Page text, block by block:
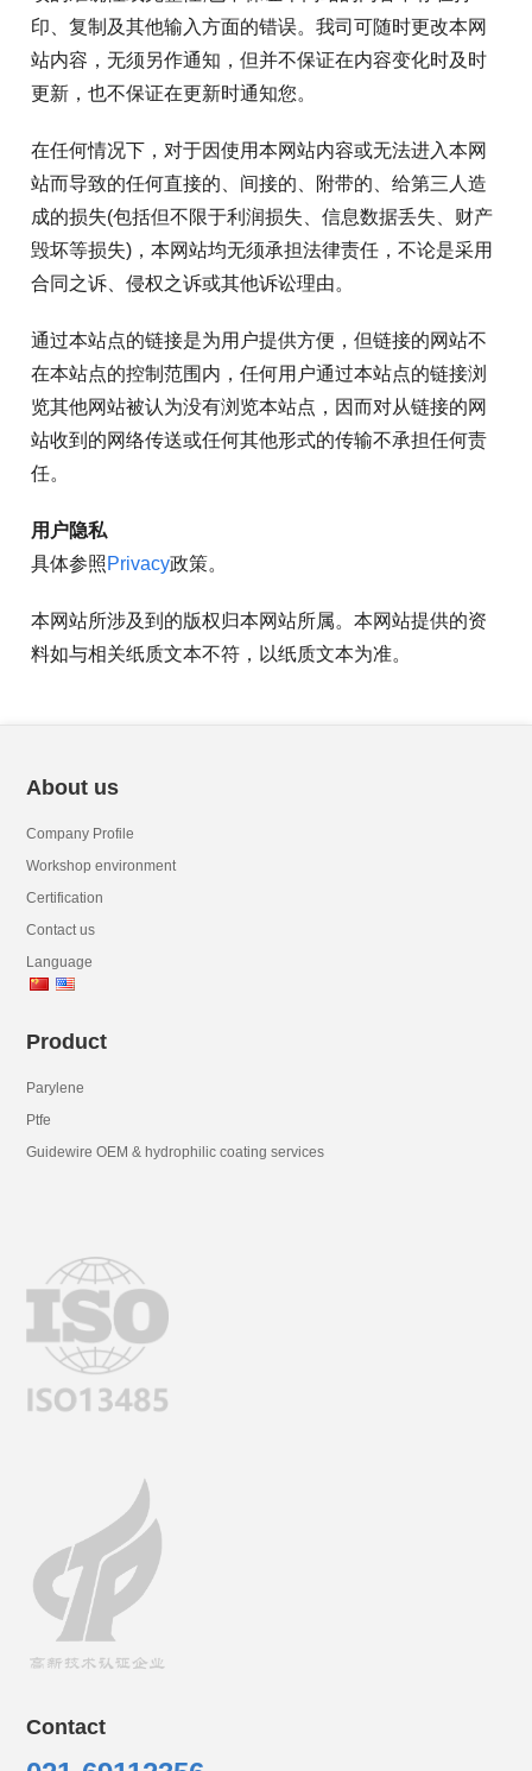
印、复制及其他输入方面的错误。我司可随时更改本网
站内容，无须另作通知，但并不保证在内容变化时及时
更新，也不保证在更新时通知您。
在任何情况下，对于因使用本网站内容或无法进入本网
站而导致的任何直接的、间接的、附带的、给第三人造
成的损失(包括但不限于利润损失、信息数据丢失、财产
毁坏等损失)，本网站均无须承担法律责任，不论是采用
合同之诉、侵权之诉或其他诉讼理由。
通过本站点的链接是为用户提供方便，但链接的网站不
在本站点的控制范围内，任何用户通过本站点的链接浏
览其他网站被认为没有浏览本站点，因而对从链接的网
站收到的网络传送或任何其他形式的传输不承担任何责
任。
用户隐私
具体参照Privacy政策。
本网站所涉及到的版权归本网站所属。本网站提供的资
料如与相关纸质文本不符，以纸质文本为准。
About us
Company Profile
Workshop environment
Certification
Contact us
Language
Product
Parylene
Ptfe
Guidewire OEM & hydrophilic coating services
Contact